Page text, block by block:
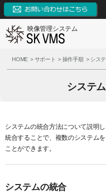
映像管理システム
SK VMSとは
構成例
参考録画日数
価格（ライセンス体系）
9つの革新点
対応カメラメーカー・デバイス
イベントとアクション
外部システムとの連携
3種類の録画モード
サポート
サポート
FAQ
ブログ
ブログ
お問い合わせ
HOME サポート 操作手順 シス
システ
システムの統合方法について説明し
統合することで、複数のシステム
ことができます。
システムの統合